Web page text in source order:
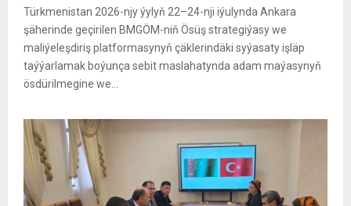
Türkmenistan 2026-njy ýylyň 22–24-nji iýulynda Ankara
şäherinde geçirilen BMGÖM-niň Ösüş strategiýasy we
maliýeleşdiriş platformasynyň çäklerindäki syýasaty işläp
taýýarlamak boýunça sebit maslahatynda adam maýasynyň
ösdürilmegine we...